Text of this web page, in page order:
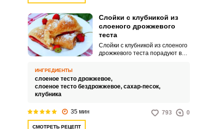
которую вы хранили в
морозильной камере как раз для
такого случая. Советы по
ингредиентам:Используйте
продукты только знакомых вам и
проверенных брендов, чтобы
недобросовестные
производители.Используйте
гнили для приготовления торта,
так как непосредственно от ее
Слойки с клубникой из
слоеного дрожжевого
теста
Слойки с клубникой из слоеного
дрожжевого теста порадуют вас
хрустящего теста. Такая
выпечка прекрасно подойдет
ИНГРЕДИЕНТЫ
слоеное тесто дрожжевое,
слоеное тесто бездрожжевое, сахар-песок,
клубника
35 мин 793 0
СМОТРЕТЬ РЕЦЕПТ